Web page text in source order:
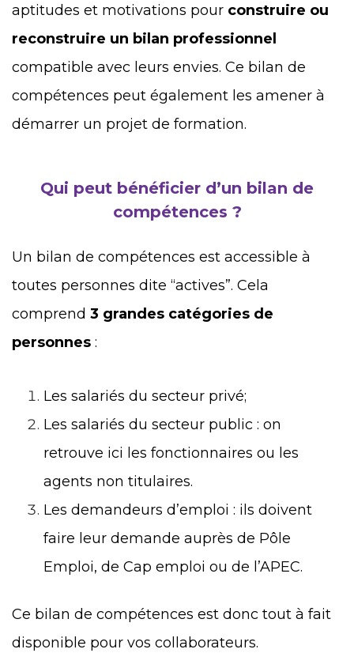
aptitudes et motivations pour construire ou
reconstruire un bilan professionnel
compatible avec leurs envies. Ce bilan de
compétences peut également les amener à
démarrer un projet de formation.
Qui peut bénéficier d’un bilan de
compétences ?
Un bilan de compétences est accessible à
toutes personnes dite “actives”. Cela
comprend 3 grandes catégories de
personnes :
Les salariés du secteur privé;
Les salariés du secteur public : on
retrouve ici les fonctionnaires ou les
agents non titulaires.
Les demandeurs d’emploi : ils doivent
faire leur demande auprès de Pôle
Emploi, de Cap emploi ou de l’APEC.
Ce bilan de compétences est donc tout à fait
disponible pour vos collaborateurs.